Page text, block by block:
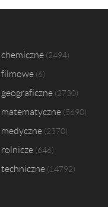
2494
6
2730
5690
2370
646
14792